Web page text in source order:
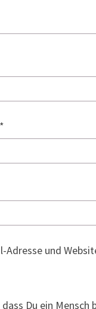
*
Adresse und
Du ein Mensch